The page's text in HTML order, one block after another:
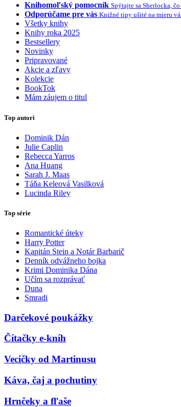
Knihomoľský pomocník Spýtajte sa Sherlocka,
Odporúčame pre vás Knižné tipy ušité na mieru
Všetky knihy
Knihy roka 2025
Bestsellery
Novinky
Pripravované
Akcie a zľavy
Kolekcie
BookTok
Mám záujem o titul
Top autori
Dominik Dán
Julie Caplin
Rebecca Yarros
Ana Huang
Sarah J. Maas
Táňa Keleová Vasilková
Lucinda Riley
Top série
Romantické úteky
Harry Potter
Kapitán Stein a Notár Barbarič
Denník odvážneho bojka
Krimi Dominika Dána
Učím sa rozprávať
Duna
Smradi
Darčekové poukážky
Čítačky e-kníh
Vecičky od Martinusu
Káva, čaj a pochutiny
Hrnčeky a fľaše